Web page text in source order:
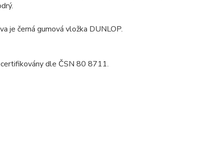
je černá gumová vložka DUNLOP.
dle ČSN 80 8711.